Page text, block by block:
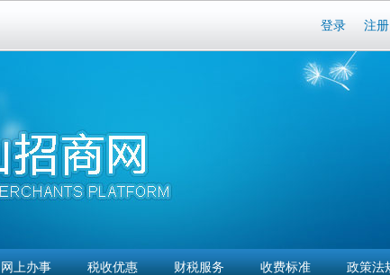
content
注册
登录
网上办事 税收优惠 财税服务 收费标准 政策法